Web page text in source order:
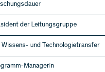
der Leitungsgruppe
Wissens- und Technologietransfer
Managerin